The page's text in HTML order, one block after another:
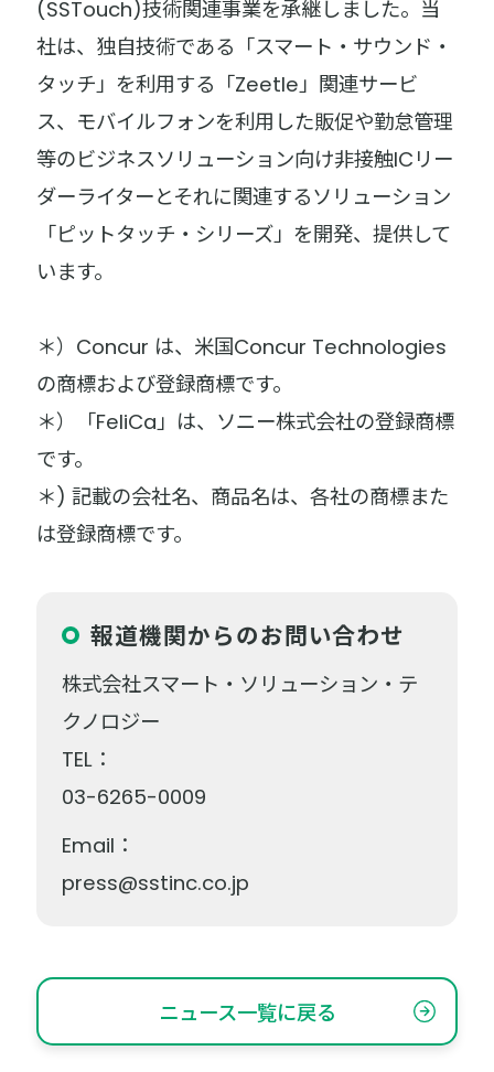
(SSTouch)技術関連事業を承継しました。当
社は、独自技術である「スマート・サウンド・
タッチ」を利用する「Zeetle」関連サービ
ス、モバイルフォンを利用した販促や勤怠管理
等のビジネスソリューション向け非接触ICリー
ダーライターとそれに関連するソリューション
「ピットタッチ・シリーズ」を開発、提供して
います。
＊）Concur は、米国Concur Technologies
の商標および登録商標です。
＊）「FeliCa」は、ソニー株式会社の登録商標
です。
＊) 記載の会社名、商品名は、各社の商標また
は登録商標です。
報道機関からのお問い合わせ
株式会社スマート・ソリューション・テ
クノロジー
TEL：
03-6265-0009
Email：
press@sstinc.co.jp
ニュース一覧に戻る